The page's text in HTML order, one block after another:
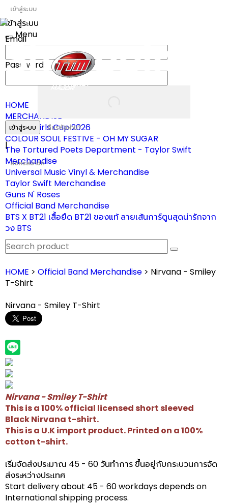
เข้าสู่ระบบ
เข้าสู่ระบบ
Email
Password
เข้าสู่ระบบ ลืมรหัสผ่าน?
|
สมัครสมาชิก
Toggle
Menu
HOME
MERCHANDISE
ผ้าเชียร์ Girls Cup 2026
COLOUR SOUL FESTIVE - OH MY SUGAR
The Tortured Poets Department - Taylor Swift
Merchandise
Universal Music Vinyl & Merchandise
Taylor Swift Merchandise
Guns N' Roses
Official Band Merchandise
BTS X BT21 เสื้อยืด BT21 ของแท้ ลายเส้นการ์ตูนสุดน่ารักจาก
วง BTS
HOME > Official Band Merchandise > Nirvana - Smiley
T-Shirt
Nirvana - Smiley T-Shirt
Nirvana - Smiley T-Shirt
This is a 100% official licensed short sleeved
BlackNirvana t-shirt.
This is a U.K import product. Printed on a 100%
cotton t-shirt.
เริ่มจัดส่งประมาณ 45 - 60 วันทำการ ขึ้นอยู่กับกระบวนการจัด
ส่งระหว่างประเทศ
Start delivery about 45 - 60 workdays depends on
International shipping process.